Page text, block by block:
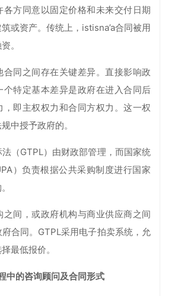
各方同意以固定价格和未来交付日期
或资产。传统上，istisna’a合同被用
。
合同之间存在关键差异。直接影响政
个特定基本差异是政府在进入合同后
，即主权权力和合同方权力。这一权
中授予政府的。
（GTPL）由财政部管理，而国家统
）负责根据公共采购制度进行国家
之间，或政府机构与商业供应商之间
合同。GTPL采用电子拍卖系统，允
最低报价。
中的咨询顾问及合同形式